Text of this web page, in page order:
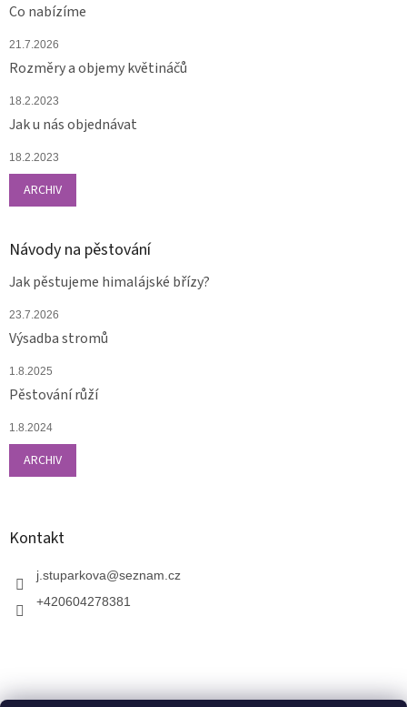
Co nabízíme
21.7.2026
Rozměry a objemy květináčů
18.2.2023
Jak u nás objednávat
18.2.2023
ARCHIV
Návody na pěstování
Jak pěstujeme himalájské břízy?
23.7.2026
Výsadba stromů
1.8.2025
Pěstování růží
1.8.2024
ARCHIV
Kontakt
j.stuparkova@seznam.cz
+420604278381